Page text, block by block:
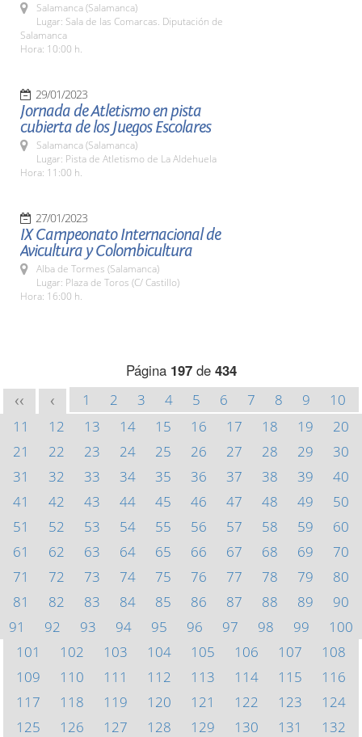
Salamanca (Salamanca)
Lugar: Sala de las Comarcas. Diputación de
Salamanca
Hora: 10:00 h.
29/01/2023
Jornada de Atletismo en pista
cubierta de los Juegos Escolares
Salamanca (Salamanca)
Lugar: Pista de Atletismo de La Aldehuela
Hora: 11:00 h.
27/01/2023
IX Campeonato Internacional de
Avicultura y Colombicultura
Alba de Tormes (Salamanca)
Lugar: Plaza de Toros (C/ Castillo)
Hora: 16:00 h.
Página 197de 434
<< < 1 2 3 4 5 6 7 8 9
10
11
12 13 14 15 16 17 18 19
20
21
22 23 24 25 26 27 28 29
30
31
32 33 34 35 36 37 38 39
40
41
42 43 44 45 46 47 48 49
50
51
52 53 54 55 56 57 58 59
60
61
62 63 64 65 66 67 68 69
70
71
72 73 74 75 76 77 78 79
80
81
82 83 84 85 86 87 88 89
90
91
92 93 94 95 96 97 98 99
100
101
102 103 104 105 106 107
108
109
110 111 112 113 114 115
116
117
118 119 120 121 122 123
124
125
126 127 128 129 130 131
132